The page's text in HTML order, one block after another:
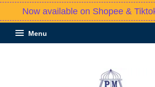
Now available on Shopee &
Menu